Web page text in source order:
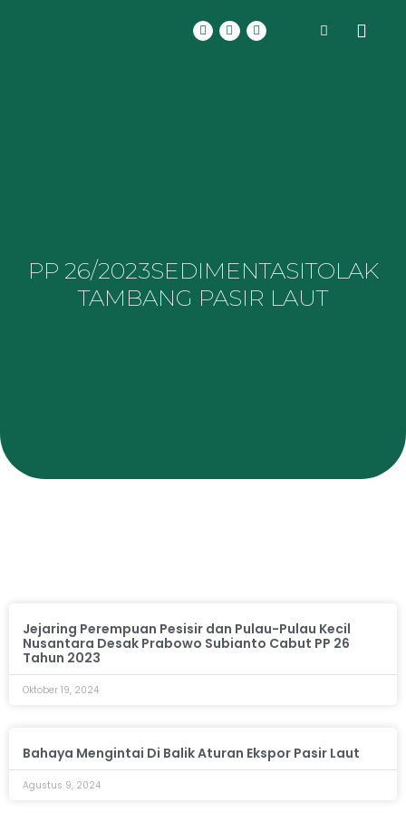
PP 26/2023SEDIMENTASITOLAK
TAMBANG PASIR LAUT
Jejaring Perempuan Pesisir dan Pulau-Pulau Kecil
Nusantara Desak Prabowo Subianto Cabut PP 26
Tahun 2023
Oktober 19, 2024
Bahaya Mengintai Di Balik Aturan Ekspor Pasir Laut
Agustus 9, 2024